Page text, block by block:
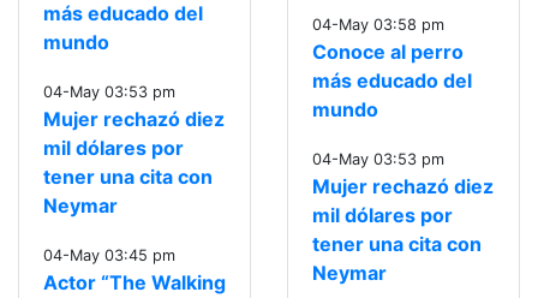
más educado del
mundo
04-May 03:53 pm
Mujer rechazó diez
mil dólares por
tener una cita con
Neymar
04-May 03:45 pm
Actor “The Walking
04-May 03:58 pm
Conoce al perro
más educado del
mundo
04-May 03:53 pm
Mujer rechazó diez
mil dólares por
tener una cita con
Neymar